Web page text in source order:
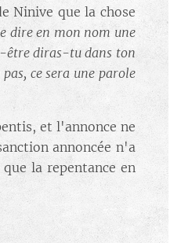
Ninive que la chose
dire en mon nom une
être diras-tu dans ton
ce sera une parole
et l'annonce ne
annoncée n'a
la repentance en